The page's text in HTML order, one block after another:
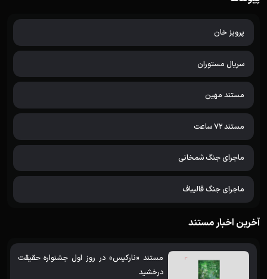
پرویز خان
سریال مستوران
مستند مهین
مستند 72 ساعت
ماجرای جنگ شمخانی
ماجرای جنگ قالیباف
آخرین اخبار مستند
مستند «نارکیس» در روز اول جشنواره حقیقت
درخشید